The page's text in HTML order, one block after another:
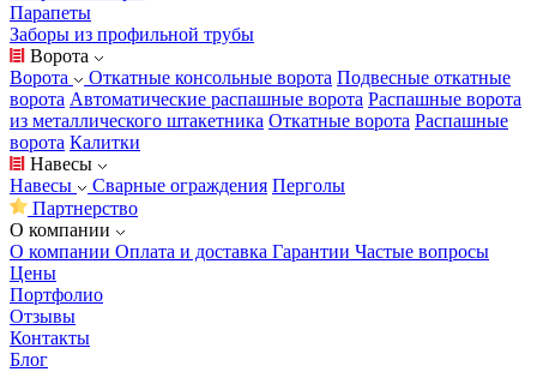
Парапеты
Заборы из профильной трубы
Ворота
Ворота
Откатные консольные ворота Подвесные откатные
ворота Автоматические распашные ворота Распашные ворота
из металлического штакетника Откатные ворота Распашные
ворота Калитки
Навесы
Навесы
Сварные ограждения Перголы
Партнерство
О компании
О компании Оплата и доставка Гарантии Частые вопросы
Цены
Портфолио
Отзывы
Контакты
Блог